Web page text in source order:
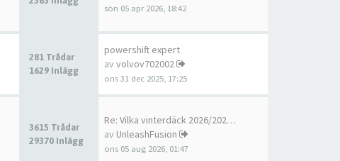
sön 05 apr 2026, 18:42
281 Trådar
1629 Inlägg
powershift expert
av volvov702002
ons 31 dec 2025, 17:25
3615 Trådar
29370 Inlägg
Re: Vilka vinterdäck 2026/202…
av UnleashFusion
ons 05 aug 2026, 01:47